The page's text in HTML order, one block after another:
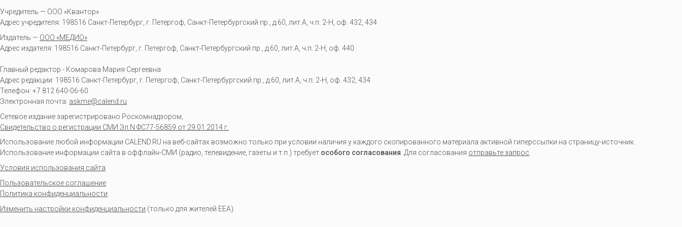
Учредитель — ООО «Квантор»
Адрес учредителя: 198516 Санкт-Петербург, г. Петергоф, Санкт-Петербургский пр., д.60, лит.А, ч.п. 2-Н, оф. 432, 434
Издатель — ООО «МЕДИО»
Адрес издателя: 198516 Санкт-Петербург, г. Петергоф, Санкт-Петербургский пр., д.60, лит.А, ч.п. 2-Н, оф. 440
Главный редактор - Комарова Мария Сергеевна
Адрес редакции: 198516 Санкт-Петербург, г. Петергоф Санкт-Петербургский пр., д.60, лит.А, ч.п. 2-Н, оф. 432, 434
Телефон: +7 812 640-06-60
Электронная почта: askme@calend.ru
Сетевое издание зарегистрировано Роскомнадзором,
Свидетельство о регистрации СМИ Эл.N ФС77-56859 от 29.01.2014 г.
Использование любой информации CALEND.RU на веб-сайтах возможно только при условии наличия у каждого скопированного материала активной гиперссылки на страницу-источник.
Использование информации сайта в оффлайн-СМИ (радио, телевидение, газеты и т.п.) требует особого согласования. Для согласования отправьте запрос.
Условия использования сайта
Пользовательское соглашение
Политика конфиденциальности
Изменить настройки конфиденциальности (только для жителей EEA).